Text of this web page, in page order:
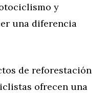
y
una diferencia
de reforestación
ofrecen una